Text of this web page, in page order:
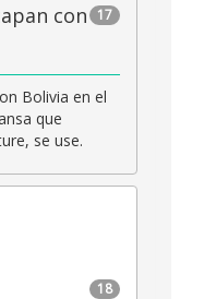
17
con
Bolivia en el
que
se use.
18